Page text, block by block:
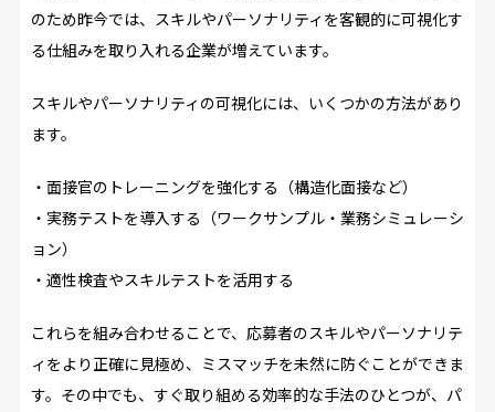
のため昨今では、スキルやパーソナリティを客観的に可視化す
る仕組みを取り入れる企業が増えています。
スキルやパーソナリティの可視化には、いくつかの方法があり
ます。
・面接官のトレーニングを強化する（構造化面接など）
・実務テストを導入する（ワークサンプル・業務シミュレーシ
ョン）
・適性検査やスキルテストを活用する
これらを組み合わせることで、応募者のスキルやパーソナリテ
ィをより正確に見極め、ミスマッチを未然に防ぐことができま
す。その中でも、すぐ取り組める効率的な手法のひとつが、パ